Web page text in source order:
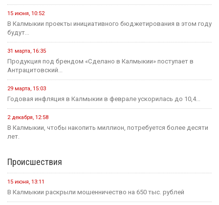
15 июня, 10:52
В Калмыкии проекты инициативного бюджетирования в этом году
будут...
31 марта, 16:35
Продукция под брендом «Сделано в Калмыкии» поступает в
Антрацитовский...
29 марта, 15:03
Годовая инфляция в Калмыкии в феврале ускорилась до 10,4...
2 декабря, 12:58
В Калмыкии, чтобы накопить миллион, потребуется более десяти
лет.
Происшествия
15 июня, 13:11
В Калмыкии раскрыли мошенничество на 650 тыс. рублей